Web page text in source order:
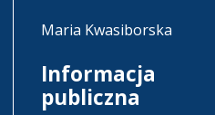
Maria Kwasiborska
Informacja
publiczna